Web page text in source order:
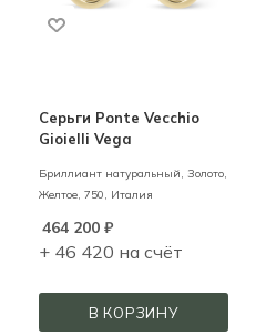
Серьги Ponte Vecchio
Gioielli Vega
Бриллиант натуральный, Золото,
Желтое, 750, Италия
464 200 ₽
+ 46 420 на счёт
В КОРЗИНУ